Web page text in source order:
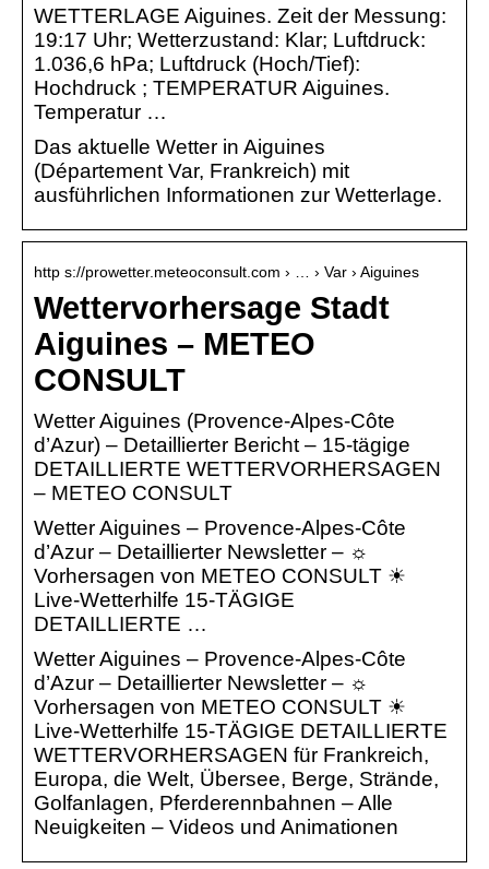
WETTERLAGE Aiguines. Zeit der Messung:
19:17 Uhr; Wetterzustand: Klar; Luftdruck:
1.036,6 hPa; Luftdruck (Hoch/Tief):
Hochdruck ; TEMPERATUR Aiguines.
Temperatur …
Das aktuelle Wetter in Aiguines
(Département Var, Frankreich) mit
ausführlichen Informationen zur Wetterlage.
http s://prowetter.meteoconsult.com › … › Var › Aiguines
Wettervorhersage Stadt
Aiguines – METEO
CONSULT
Wetter Aiguines (Provence-Alpes-Côte
d’Azur) – Detaillierter Bericht – 15-tägige
DETAILLIERTE WETTERVORHERSAGEN
– METEO CONSULT
Wetter Aiguines – Provence-Alpes-Côte
d’Azur – Detaillierter Newsletter – ☼
Vorhersagen von METEO CONSULT ☀
Live-Wetterhilfe 15-TÄGIGE
DETAILLIERTE …
Wetter Aiguines – Provence-Alpes-Côte
d’Azur – Detaillierter Newsletter – ☼
Vorhersagen von METEO CONSULT ☀
Live-Wetterhilfe 15-TÄGIGE DETAILLIERTE
WETTERVORHERSAGEN für Frankreich,
Europa, die Welt, Übersee, Berge, Strände,
Golfanlagen, Pferderennbahnen – Alle
Neuigkeiten – Videos und Animationen